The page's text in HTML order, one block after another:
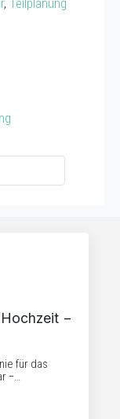
, Teilplanung
−
für das
−…